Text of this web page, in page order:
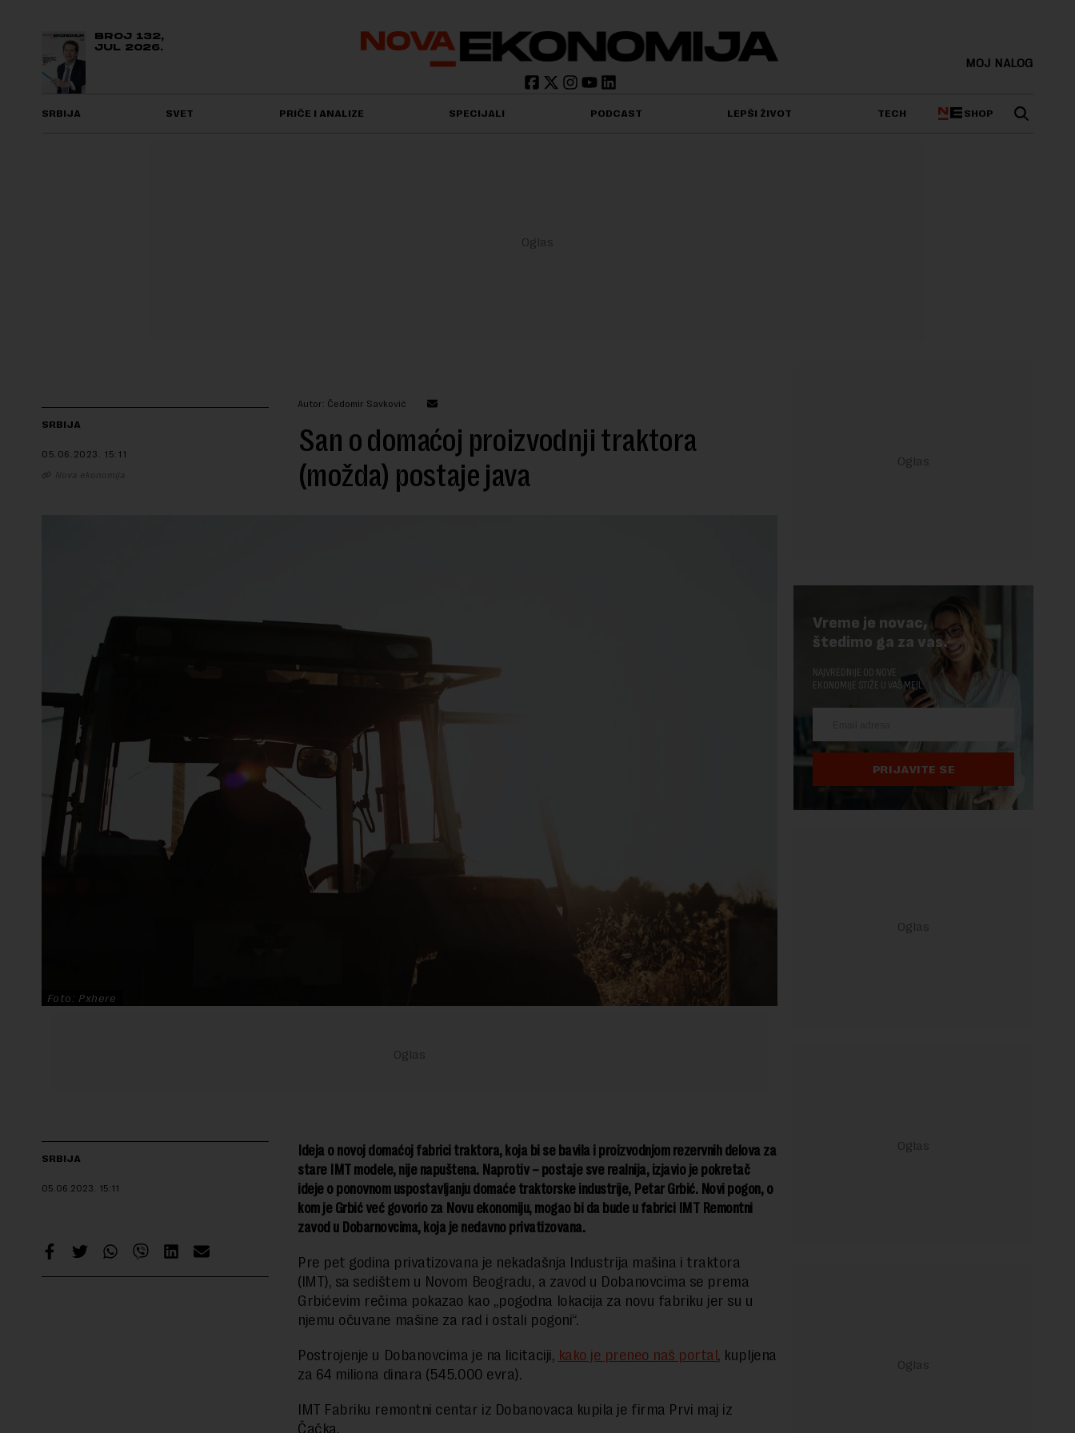
BROJ 132,
JUL 2026.
MOJ NALOG
SRBIJA SVET PRIČE I ANALIZE SPECIJALI PODCAST LEPŠI ŽIVOT TECH SHOP
SRBIJA
05.06.2023. 15:11
Nova ekonomija
Autor: Čedomir Savković
San o domaćoj proizvodnji traktora
(možda) postaje java
Foto: Pxhere
SRBIJA
05.06.2023. 15:11
Ideja o novoj domaćoj fabrici traktora, koja bi se bavila i proizvodnjom rezervnih delova za
stare IMT modele, nije napuštena. Naprotiv – postaje sve realnija, izjavio je pokretač
ideje o ponovnom uspostavljanju domaće traktorske industrije, Petar Grbić. Novi pogon, o
kom je Grbić već govorio za Novu ekonomiju, mogao bi da bude u fabrici IMT Remontni
zavod u Dobarnovcima, koja je nedavno privatizovana.
Pre pet godina privatizovana je nekadašnja Industrija mašina i traktora
(IMT), sa sedištem u Novom Beogradu, a zavod u Dobanovcima se prema
Grbićevim rečima pokazao kao „pogodna lokacija za novu fabriku jer su u
njemu očuvane mašine za rad i ostali pogoni“.
Postrojenje u Dobanovcima je na licitaciji, kako je preneo naš portal , kupljena
za 64 miliona dinara (545.000 evra).
IMT Fabriku remontni centar iz Dobanovaca kupila je firma Prvi maj iz
Čačka.
Vreme je novac,
štedimo ga za vas.
NAJVREDNIJE OD NOVE
EKONOMIJE STIŽE U VAŠ MEJL.
PRIJAVITE SE